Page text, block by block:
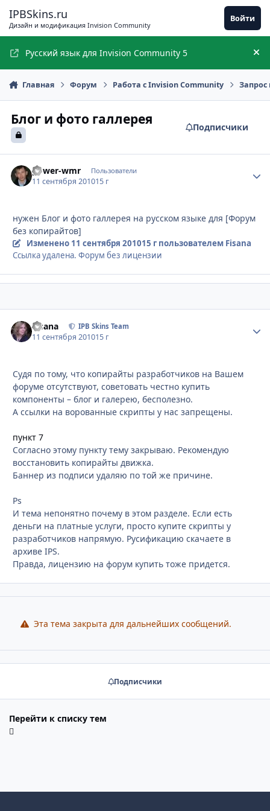
IPBSkins.ru
Дизайн и модификация Invision Community
Войти
Русский язык для Invision Community 5
Главная Форум Работа с Invision Community Запрос
Блог и фото галлерея
Подписчики
power-wmr Пользователи
11 сентября 201015 г
нужен Блог и фото галлерея на русском языке для [Форум
без копирайтов]
Изменено 11 сентября 201015 гпользователем Fisana
Ссылка удалена. Форум без лицензии
Fisana IPB Skins Team
11 сентября 201015 г
Судя по тому, что копирайты разработчиков на Вашем
форуме отсутствуют, советовать честно купить
компоненты – блог и галерею, бесполезно.
А ссылки на ворованные скрипты у нас запрещены.
пункт 7
Согласно этому пункту тему закрываю. Рекомендую
восстановить копирайты движка.
Баннер из подписи удаляю по той же причине.
Ps
И тема непонятно почему в этом разделе. Если есть
деньги на платные услуги, просто купите скрипты у
разработчиков напрямую. Русификацию скачаете в
архиве IPS.
Правда, лицензию на форум купить тоже придется.
Эта тема закрыта для дальнейших сообщений.
Подписчики
Перейти к списку тем